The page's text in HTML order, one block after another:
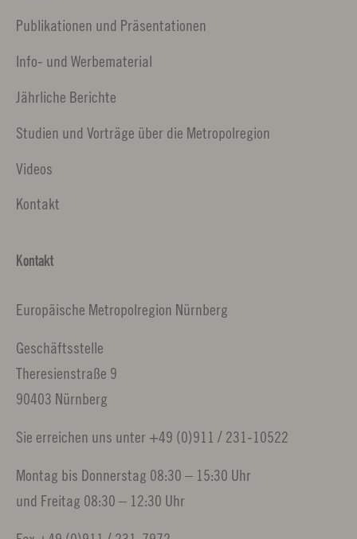
Publikationen und Präsentationen
Info- und Werbematerial
Jährliche Berichte
Studien und Vorträge über die Metropolregion
Videos
Kontakt
Kontakt
Europäische Metropolregion Nürnberg
Geschäftsstelle
Theresienstraße 9
90403 Nürnberg
Sie erreichen uns unter +49 (0)911 / 231-10522
Montag bis Donnerstag 08:30 – 15:30 Uhr
und Freitag 08:30 – 12:30 Uhr